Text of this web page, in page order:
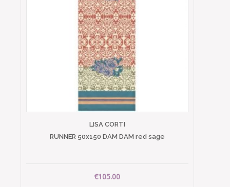
LISA CORTI
RUNNER 50x150 DAM DAM red sage
€105.00